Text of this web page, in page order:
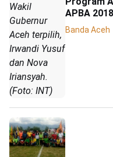
Wakil
Gubernur
Aceh terpilih,
Irwandi Yusuf
dan Nova
Iriansyah.
(Foto: INT)
APBA 2018
Banda Aceh